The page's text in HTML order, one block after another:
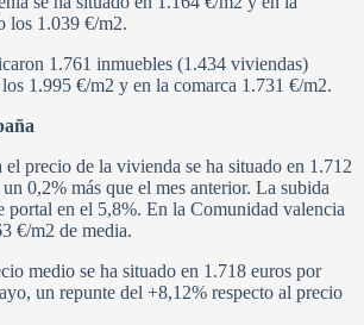
los 1.039 €/m2.
1.761 inmuebles (1.434 viviendas)
1.995 €/m2 y en la comarca 1.731 €/m2.
el precio de la vivienda se ha situado en 1.712
0,2% más que el mes anterior. La subida
portal en el 5,8%. En la Comunidad valencia
€/m2 de media.
medio se ha situado en 1.718 euros por
un repunte del +8,12% respecto al precio